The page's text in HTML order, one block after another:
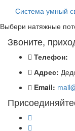
Система умный
Выбери натяжные
Звоните,
Телефон:
Адрес:
Email: